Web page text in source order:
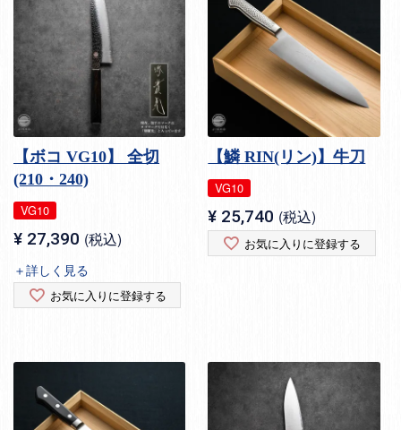
【ボコ VG10】 全切
(210・240)
VG10
¥ 27,390 税込
＋詳しく見る
お気に入りに登録する
【鱗 RIN(リン)】牛刀
VG10
¥ 25,740 税込
お気に入りに登録する